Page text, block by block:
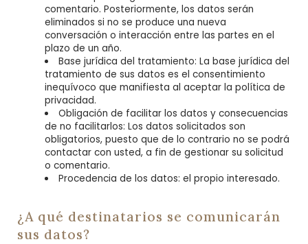
comentario. Posteriormente, los datos serán
eliminados si no se produce una nueva
conversación o interacción entre las partes en el
plazo de un año.
Base jurídica del tratamiento: La base jurídica del
tratamiento de sus datos es el consentimiento
inequívoco que manifiesta al aceptar la política de
privacidad.
Obligación de facilitar los datos y consecuencias
de no facilitarlos: Los datos solicitados son
obligatorios, puesto que de lo contrario no se podrá
contactar con usted, a fin de gestionar su solicitud
o comentario.
Procedencia de los datos: el propio interesado.
¿A qué destinatarios se comunicarán
sus datos?